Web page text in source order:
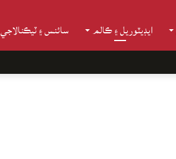
ايڊيٽوريل ۽ ڪالم سائنس ۽ ٽيڪنالاجي